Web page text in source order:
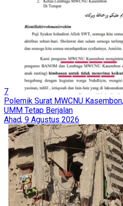
7
Polemik Surat MWCNU
UMM Tetap Berjalan
Ahad, 9 Agustus 2026